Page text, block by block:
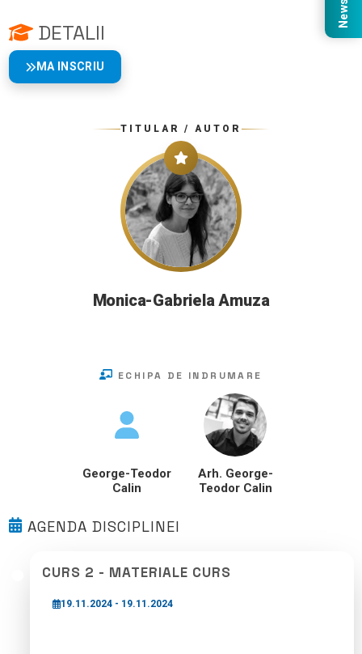
DETALII
MA INSCRIU
TITULAR / AUTOR
Monica-Gabriela Amuza
ECHIPA DE INDRUMARE
George-Teodor
Calin
Arh. George-
Teodor Calin
AGENDA DISCIPLINEI
CURS 2 - MATERIALE CURS
19.11.2024 - 19.11.2024